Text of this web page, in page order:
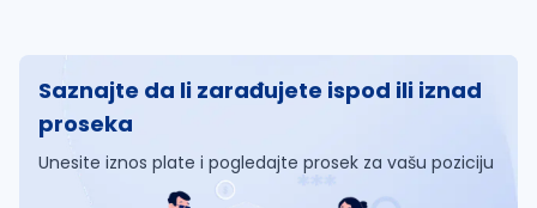
Saznajte da li zarađujete ispod ili iznad
proseka
Unesite iznos plate i pogledajte prosek za vašu poziciju